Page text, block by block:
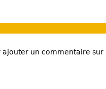
ajouter un commentaire sur